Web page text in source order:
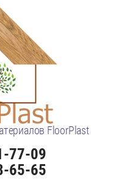
FloorPlast
77-09
65-65